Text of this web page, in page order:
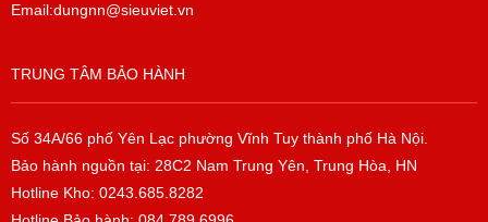
Email:dungnn@sieuviet.vn
TRUNG TÂM BẢO HÀNH
Số 34A/66 phố Yên Lạc phường Vĩnh Tuy thành phố Hà Nội.
Bảo hành nguồn tại: 28C2 Nam Trung Yên, Trung Hòa, HN
Hotline Kho: 0243.685.8282